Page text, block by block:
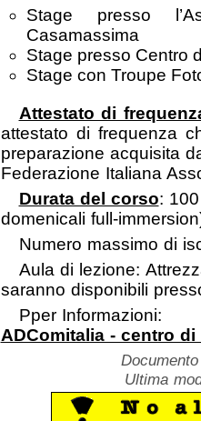
Stage presso
Casamassima
Stage presso Centro
Stage con Troupe
Attestato di
attestato di frequenza
preparazione acquisita
Federazione Italiana
Durata del corso:
domenicali full-
Numero massimo di
Aula di lezione:
saranno disponibili
Pper Informazioni:
ADComitalia - centro di
Ultima